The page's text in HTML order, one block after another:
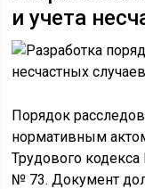
и учета
Порядок
нормативным
Трудового
№ 73. Документ